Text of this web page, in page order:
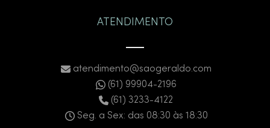
ATENDIMENTO
atendimento@saogeraldo.com
(61) 99904-2196
(61) 3233-4122
Seg. a Sex: das 08:30 às 18:30